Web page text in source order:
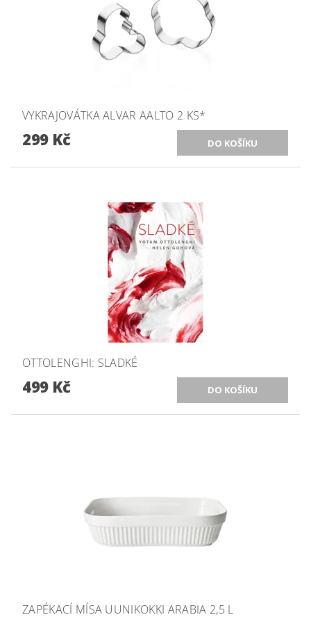
VYKRAJOVÁTKA ALVAR AALTO 2 KS*
299 Kč
OTTOLENGHI: SLADKÉ
499 Kč
ZAPÉKACÍ MÍSA UUNIKOKKI ARABIA 2,5 L